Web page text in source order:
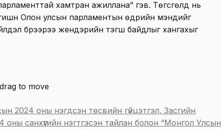
хамтран ажиллана” гэв. Төгсгөлд нь
Олон улсын парламентын өдрийн мэндийг
бүрээрээ жендэрийн тэгш байдлыг хангахыг
2024 оны нэгдсэн төсвийн гүйцэтгэл, Засгийн
оны санхүүгийн нэгтгэсэн тайлан болон “Монгол Улсын